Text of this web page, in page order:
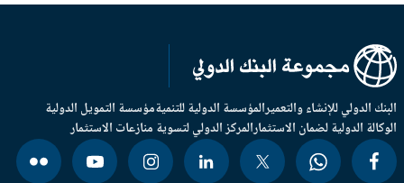
الدولي للإنشاء والتعميرالمؤسسة الدولية للتنميةمؤسسة التمويل الدولية
الدولية لضمان الاستثمارالمركز الدولي لتسوية منازعات الاستثمار